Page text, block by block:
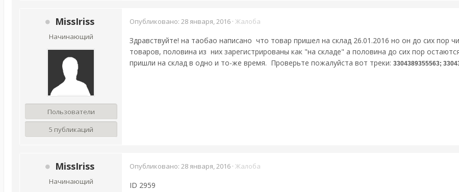
MissIriss
Начинающий
Пользователи
5 публикаций
Опубликовано: 28 января, 2016 · Жалоба
Здравствуйте! на таобао написано что товар пришел на склад 26.01.2016 но он до сих
товаров, половина из них зарегистрированы как "на складе" а половина до сих пор
пришли на склад в одно и то-же время. Проверьте пожалуйста вот треки: 3304389355563;
MissIriss
Начинающий
Опубликовано: 28 января, 2016 · Жалоба
ID 2959